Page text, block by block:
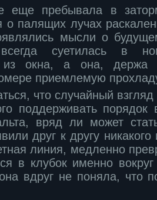
пребывала в
палящих лучах
мысли о
суетилась в
из окна, а она, держа
приемлемую
что случайный
поддерживать
вряд ли может
друг к другу никакого
линия, медленно
в клубок именно вокруг
вдруг не поняла, что